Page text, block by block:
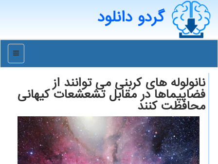
گردو دانلود
منو
نانولوله های کربنی می توانند از
فضاپیماها در مقابل تشعشعات کیهانی
محافظت کنند